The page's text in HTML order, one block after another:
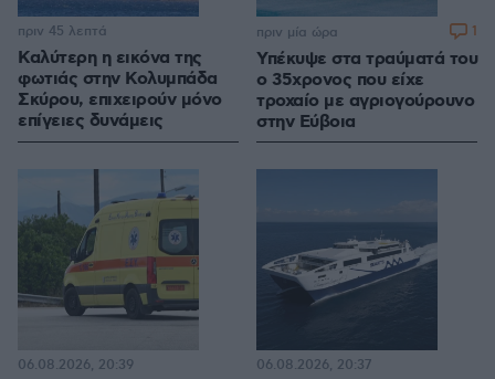
Καλύτερη η εικόνα της
φωτιάς στην Κολυμπάδα
Σκύρου, επιχειρούν μόνο
επίγειες δυνάμεις
πριν 45 λεπτά
Υπέκυψε στα τραύματά του
ο 35χρονος που είχε
τροχαίο με αγριογούρουνο
στην Εύβοια
πριν μία ώρα 1
06.08.2026, 20:39 06.08.2026, 20:37